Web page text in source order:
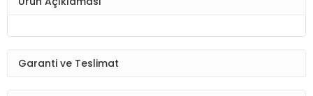
Garanti ve Teslimat